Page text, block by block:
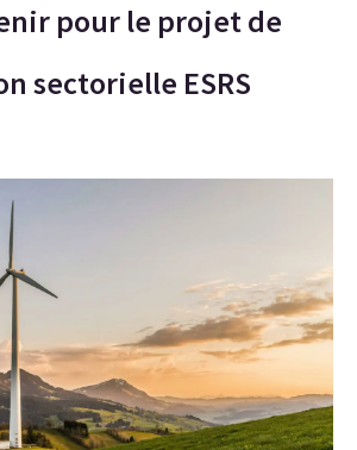
pour le projet de
sectorielle ESRS